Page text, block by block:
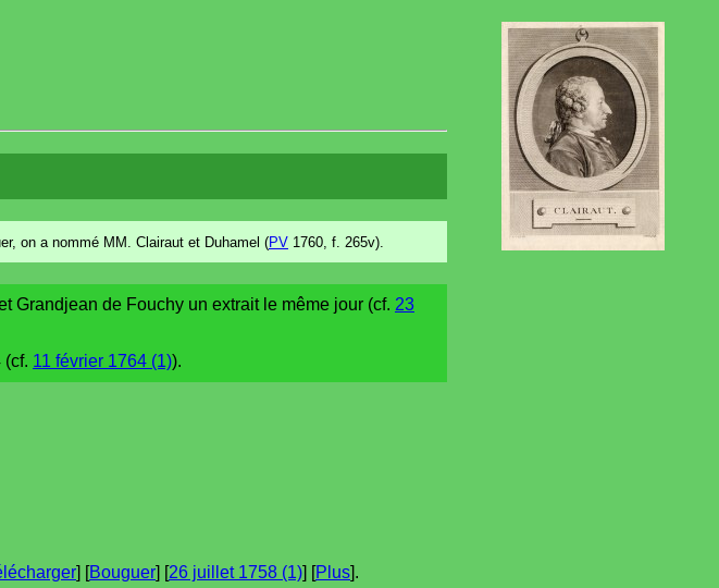
on a nommé MM. Clairaut et Duhamel (PV 1760, f. 265v).
Grandjean de Fouchy un extrait le même jour (cf. 23
(cf. 11 février 1764 (1)).
] [Bouguer] [26 juillet 1758 (1)] [Plus].